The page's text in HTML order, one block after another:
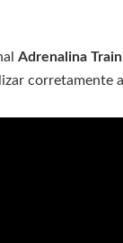
Adrenalina
corretamente